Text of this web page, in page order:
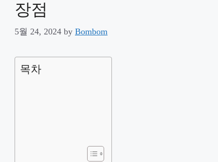
장점
5월 24, 2024 by Bombom
목차